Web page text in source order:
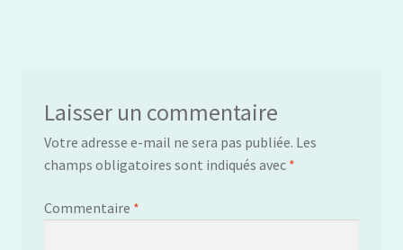
Laisser un commentaire
Votre adresse e-mail ne sera pas publiée. Les
champs obligatoires sont indiqués avec *
Commentaire *